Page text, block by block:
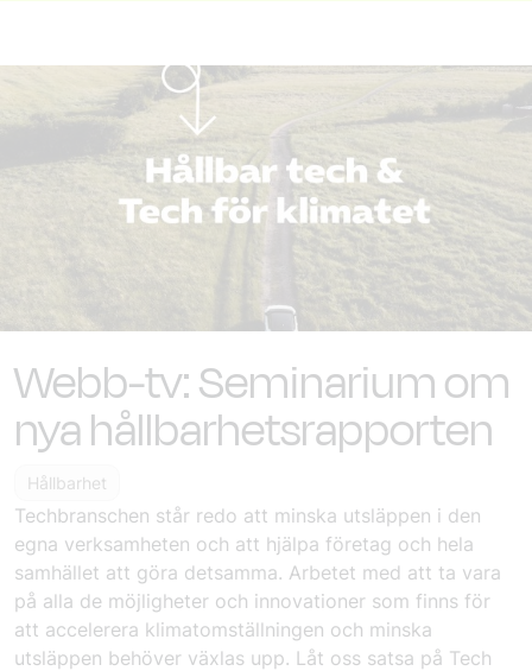
Webb-tv: Seminarium om
nya hållbarhetsrapporten
Hållbarhet
Techbranschen står redo att minska utsläppen i den
egna verksamheten och att hjälpa företag och hela
samhället att göra detsamma. Arbetet med att ta vara
på alla de möjligheter och innovationer som finns för
att accelerera klimatomställningen och minska
utsläppen behöver växlas upp. Låt oss satsa på Tech